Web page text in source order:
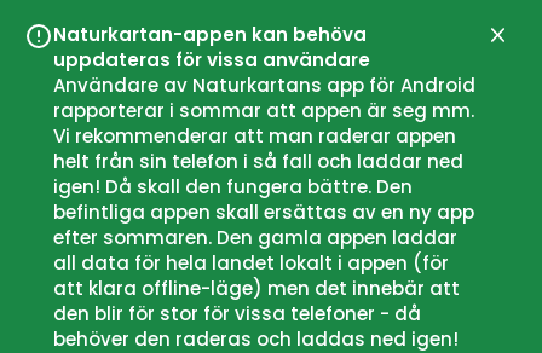
Naturkartan-appen kan behöva
uppdateras för vissa användare
Användare av Naturkartans app för Android
rapporterar i sommar att appen är seg mm.
Vi rekommenderar att man raderar appen
helt från sin telefon i så fall och laddar ned
igen! Då skall den fungera bättre. Den
befintliga appen skall ersättas av en ny app
efter sommaren. Den gamla appen laddar
all data för hela landet lokalt i appen (för
att klara offline-läge) men det innebär att
den blir för stor för vissa telefoner - då
behöver den raderas och laddas ned igen!